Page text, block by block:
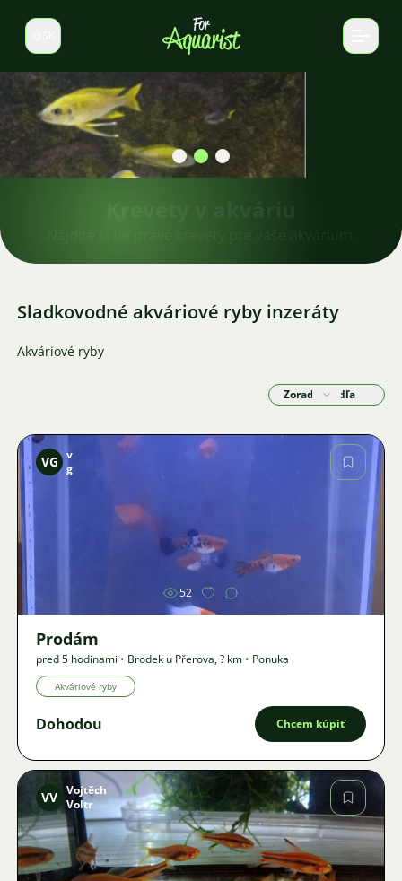
Prepnúť jazyk
Sladkovodné akváriové ryby inzeráty
Akváriové ryby
Zoradiť podľa
Obrázok
VG v
g
52
Prodám
pred 5 hodinami • Brodek u Přerova,? km • Ponuka
Akváriové ryby
Dohodou Chcem kúpiť
Obrázok
VV Vojtěch
Voltr